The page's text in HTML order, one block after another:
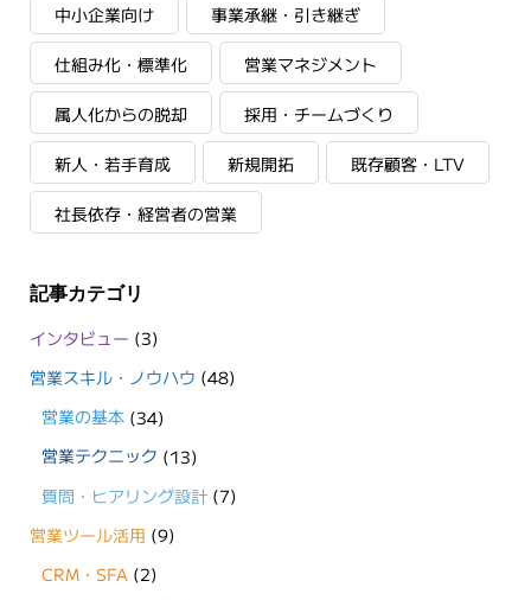
中小企業向け 事業承継・引き継ぎ
仕組み化・標準化 営業マネジメント
属人化からの脱却 採用・チームづくり
新人・若手育成 新規開拓 既存顧客・LTV
社長依存・経営者の営業
記事カテゴリ
インタビュー (3)
営業スキル・ノウハウ (48)
営業の基本 (34)
営業テクニック (13)
質問・ヒアリング設計 (7)
営業ツール活用 (9)
CRM・SFA (2)